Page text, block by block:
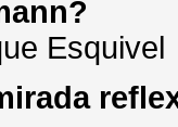
Esquivel